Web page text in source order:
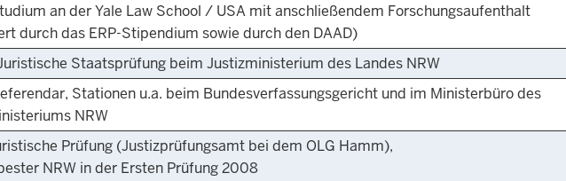
an der Yale Law School / USA mit anschließendem Forschungsaufenthalt
durch das ERP-Stipendium sowie durch den DAAD)
Staatsprüfung beim Justizministerium des Landes NRW
Stationen u.a. beim Bundesverfassungsgericht und im Ministerbüro des
NRW
Prüfung (Justizprüfungsamt bei dem OLG Hamm),
NRW in der Ersten Prüfung 2008